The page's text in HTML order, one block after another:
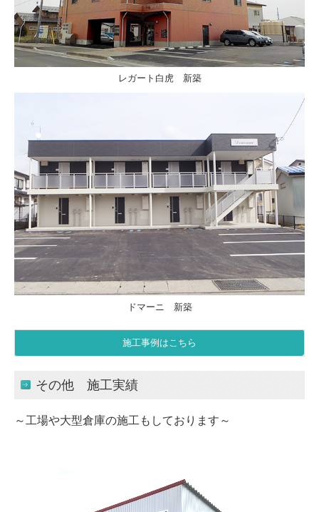
レガート白虎 新築
ドマーニ 新築
施工事例はこちら
その他 施工実績
～工場や大型倉庫の施工もしております～